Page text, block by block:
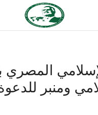
المصري
ومنبر للدعوة